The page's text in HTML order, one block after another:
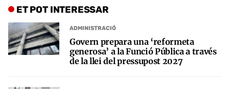
ET POT INTERESSAR
ADMINISTRACIÓ
Govern prepara una ‘reformeta
generosa’ a la Funció Pública a través
de la llei del pressupost 2027